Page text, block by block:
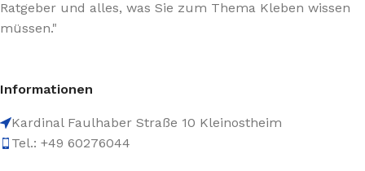
Ratgeber und alles, was Sie zum Thema Kleben wissen
müssen."
Informationen
Kardinal Faulhaber Straße 10 Kleinostheim
Tel.: +49 60276044